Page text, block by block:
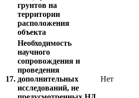
грунтов на
территории
расположения
объекта
17.
Необходимость
научного
сопровождения и
проведения
дополнительных
исследований, не
Нет